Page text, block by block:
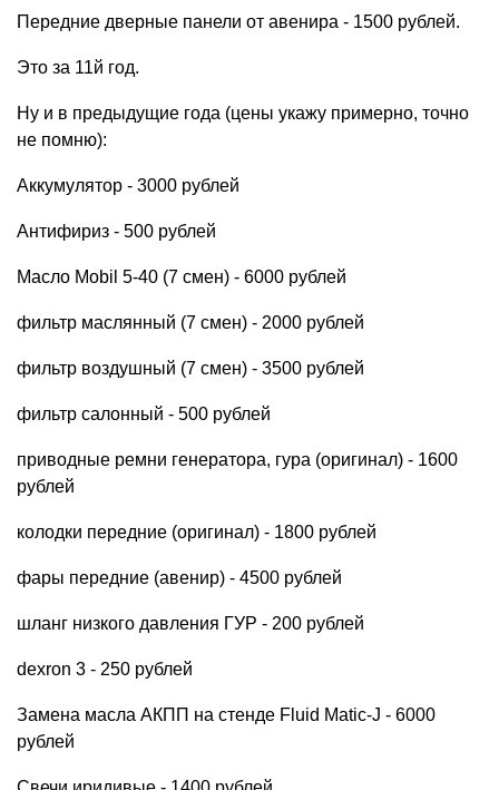
Передние дверные панели от авенира - 1500 рублей.
Это за 11й год.
Ну и в предыдущие года (цены укажу примерно, точно
не помню):
Аккумулятор - 3000 рублей
Антифириз - 500 рублей
Масло Mobil 5-40 (7 смен) - 6000 рублей
фильтр маслянный (7 смен) - 2000 рублей
фильтр воздушный (7 смен) - 3500 рублей
фильтр салонный - 500 рублей
приводные ремни генератора, гура (оригинал) - 1600
рублей
колодки передние (оригинал) - 1800 рублей
фары передние (авенир) - 4500 рублей
шланг низкого давления ГУР - 200 рублей
dexron 3 - 250 рублей
Замена масла АКПП на стенде Fluid Matic-J - 6000
рублей